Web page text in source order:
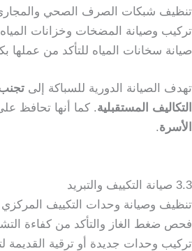
تنظيف شبكات الصرف الصحي
تركيب وصيانة المضخات وخزانات
صيانة سخانات المياه للتأكد من عملها
تهدف الصيانة الدورية للسباكة إلى تجنب
التكاليف المستقبلية. كما أنها تحافظ
الأسرة.
3.3 صيانة التكييف والتبريد
تنظيف وصيانة وحدات التكييف
فحص ضغط الغاز والتأكد من كفاءة
تركيب وحدات جديدة أو ترقية القديمة